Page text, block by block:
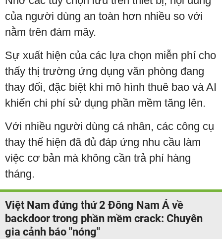
của người dùng an toàn hơn nhiều so với
nằm trên đám mây.
Sự xuất hiện của các lựa chọn miễn phí cho
thấy thị trường ứng dụng văn phòng đang
thay đổi, đặc biệt khi mô hình thuê bao và AI
khiến chi phí sử dụng phần mềm tăng lên.
Với nhiều người dùng cá nhân, các công cụ
thay thế hiện đã đủ đáp ứng nhu cầu làm
việc cơ bản mà không cần trả phí hàng
tháng.
Việt Nam đứng thứ 2 Đông Nam Á về
backdoor trong phần mềm crack: Chuyên
gia cảnh báo "nóng"